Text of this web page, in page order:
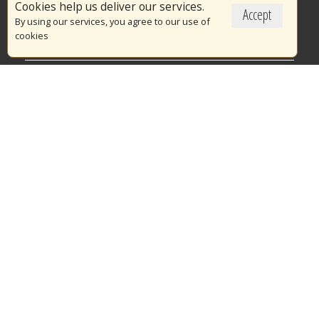
Accept
Cookies help us deliver our services.
By using our services, you agree to our use of
cookies
Το Πυροσβεστικό Σώμα